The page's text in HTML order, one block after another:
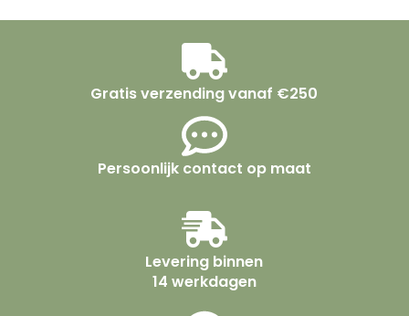
Gratis verzending vanaf €250
Persoonlijk contact op maat
Levering binnen
14 werkdagen